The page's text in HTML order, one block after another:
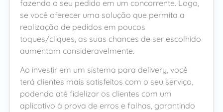
fazendo o seu pedido em um concorrente. Logo,
se você oferecer uma solução que permita a
realização de pedidos em poucos
toques/cliques, as suas chances de ser escolhido
aumentam consideravelmente.
Ao investir em um sistema para delivery, você
terá clientes mais satisfeitos com o seu serviço,
podendo até fidelizar os clientes com um
aplicativo à prova de erros e falhas, garantindo